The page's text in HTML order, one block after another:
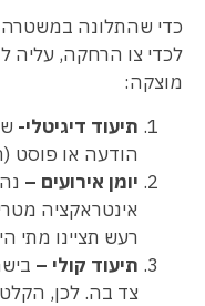
כדי שהתלונה במשטרה
לכדי צו הרחקה, עליה
מוצקה:
תיעוד דיגיטלי-
הודעה או פוסט
יומן אירועים –נהלו
אינטראקציה
רעש תציינו מתי
תיעוד קולי –
צד בה. לכן,